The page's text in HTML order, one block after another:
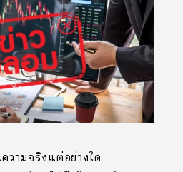
วามจริงแต่อย่างใด